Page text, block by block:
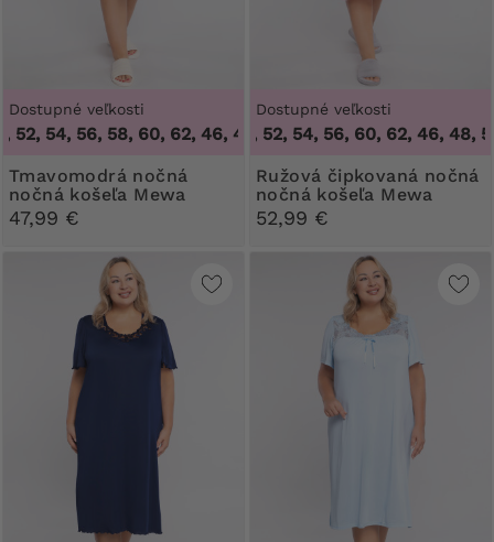
Dostupné veľkosti
52, 54, 56, 58, 60, 62,46, 48, 50, 52, 54, 56, 58, 60, 62
Tmavomodrá nočná
nočná košeľa Mewa
47,99 €
Dostupné veľkosti
46, 48, 50, 52, 54, 56, 60, 62,46, 48,
Ružová čipkovaná nočná
nočná košeľa Mewa
52,99 €